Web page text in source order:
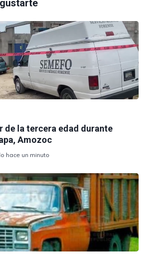
de la tercera edad durante
Amozoc
hace un minuto